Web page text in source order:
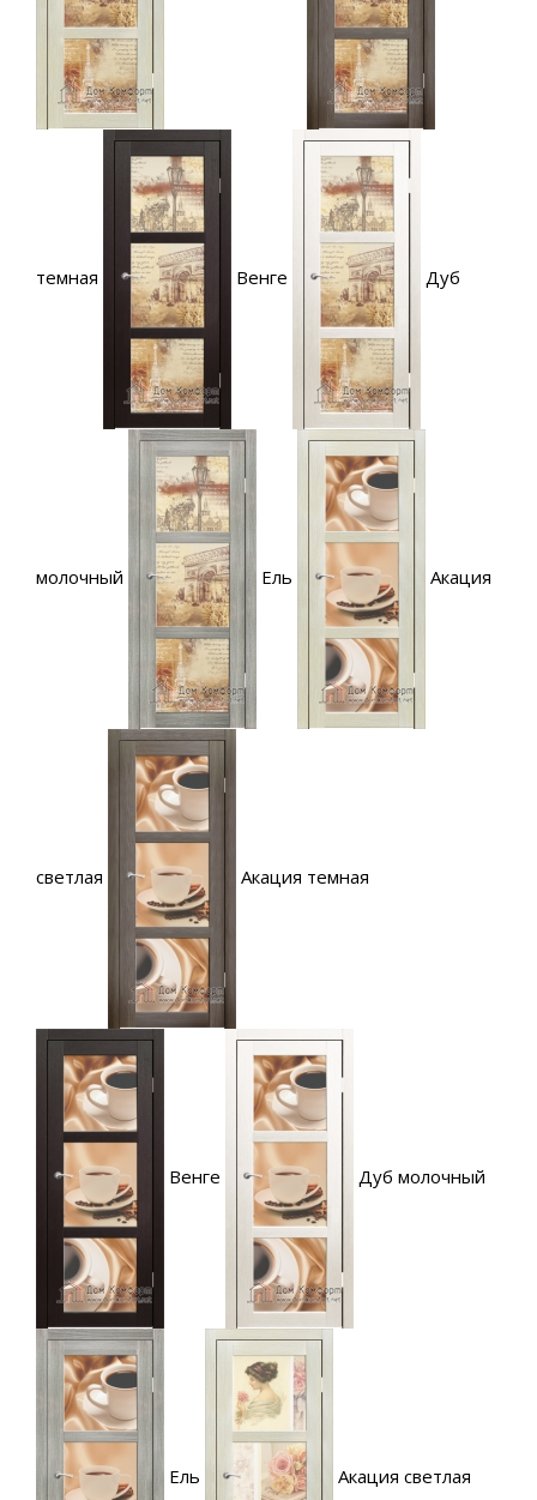
темная Венге Дуб
молочный Ель Акация
светлая Акация темная
Венге Дуб молочный
Ель Акация светлая